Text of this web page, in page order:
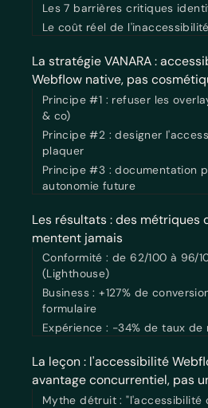
Les 7 barrières critiques
Le coût réel de
La stratégie VANARA :
Webflow native, pas
Principe #1 : refuser les
& co)
Principe #2 : designer
plaquer
Principe #3 : documentation
autonomie future
Les résultats : des métriques
mentent jamais
Conformité : de 62/100 à 96/
(Lighthouse)
Business : +127% de
formulaire
Expérience : -34% de taux
La leçon : l'accessibilité
avantage concurrentiel, pas
Mythe détruit : "l'accessibilité